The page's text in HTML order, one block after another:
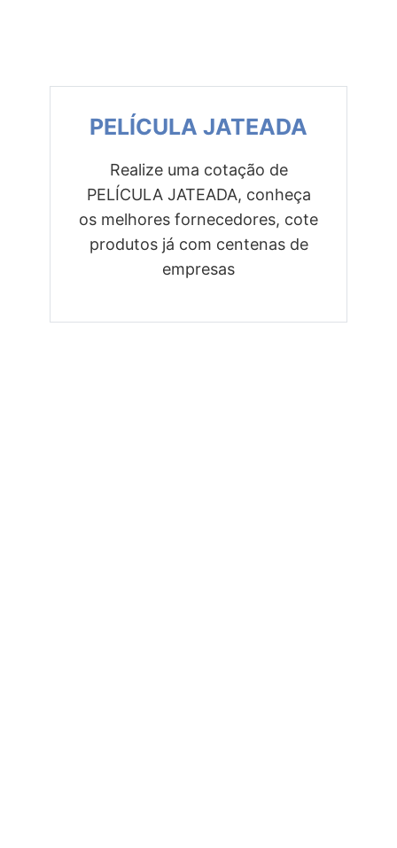
PELÍCULA JATEADA
Realize uma cotação de
PELÍCULA JATEADA, conheça
os melhores fornecedores, cote
produtos já com centenas de
empresas